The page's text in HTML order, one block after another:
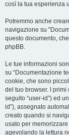
così la tua esperienza
Potremmo anche
navigazione su
questo documento,
phpBB.
Le tue informazioni
su “Documentazione
cookie, che sono
del tuo browser. I
seguito “user-id”) ed
id”), assegnato
creato quando si
usato per
agevolando la lettura